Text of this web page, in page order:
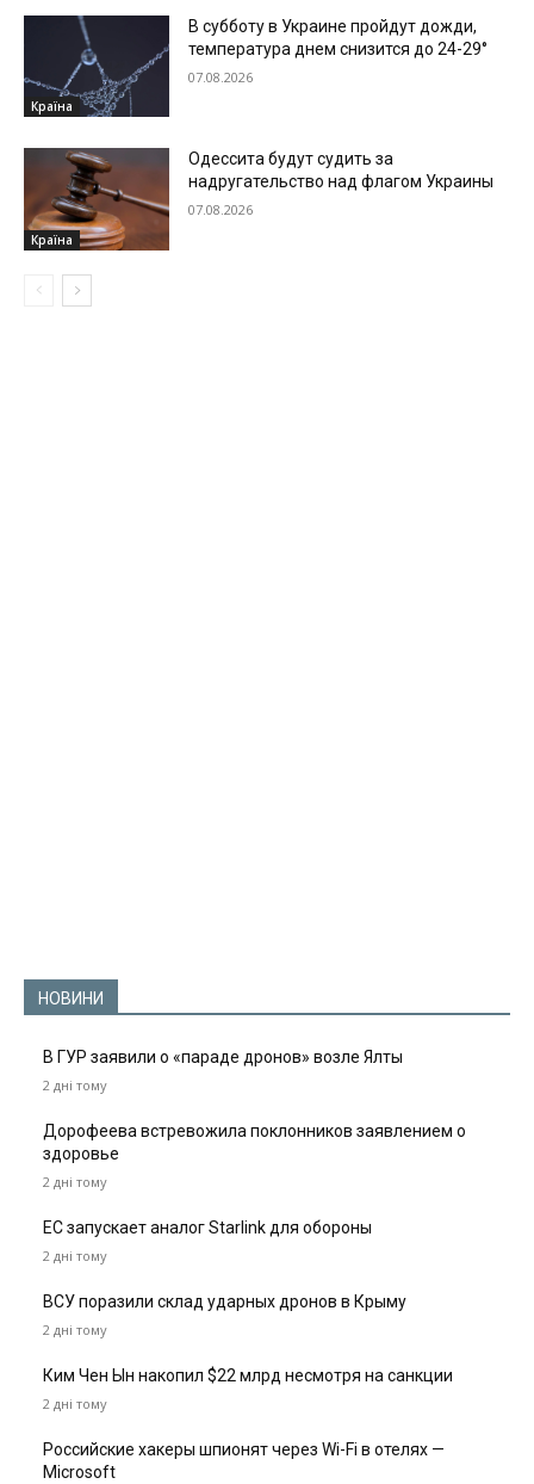
Країна
В субботу в Украине пройдут дожди,
температура днем снизится до 24-29°
07.08.2026
Країна
Одессита будут судить за
надругательство над флагом Украины
07.08.2026
НОВИНИ
В ГУР заявили о «параде дронов» возле Ялты
2 дні тому
Дорофеева встревожила поклонников заявлением о
здоровье
2 дні тому
ЕС запускает аналог Starlink для обороны
2 дні тому
ВСУ поразили склад ударных дронов в Крыму
2 дні тому
Ким Чен Ын накопил $22 млрд несмотря на санкции
2 дні тому
Российские хакеры шпионят через Wi-Fi в отелях —
Microsoft